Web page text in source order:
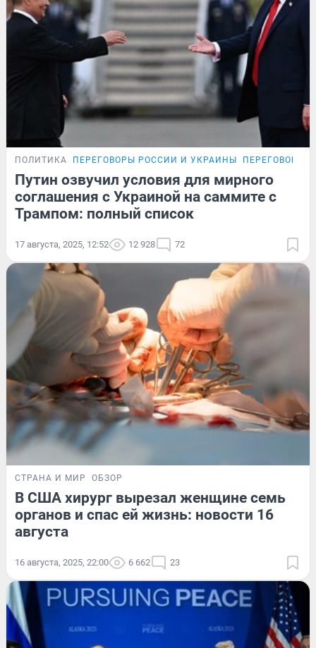
ПОЛИТИКА ПЕРЕГОВОРЫ РОССИИ И УКРАИНЫ ПЕРЕГОВОРЫ
Путин озвучил условия для мирного
соглашения с Украиной на саммите с
Трампом: полный список
17 августа, 2025, 12:52 12 928 72
СТРАНА И МИР ОБЗОР
В США хирург вырезал женщине семь
органов и спас ей жизнь: новости 16
августа
16 августа, 2025, 22:00 6 662 23